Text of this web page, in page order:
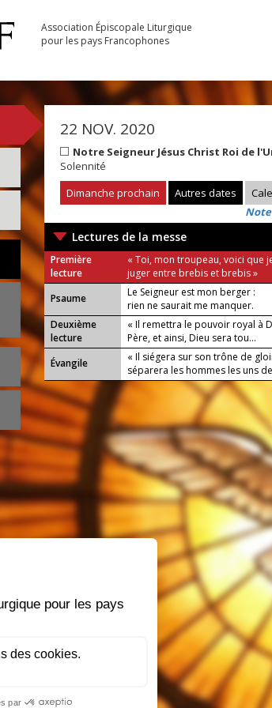
Association Épiscopale Liturgique
pour les pays Francophones
22 NOV. 2020
Notre Seigneur Jésus Christ Roi de
Solennité
Dimanche prochain
Autres dates
Lectures de la messe
Première
lecture
« Toi, mon troupeau, voici que
juger entre brebis et brebis »
Psaume
Le Seigneur est mon berger :
rien ne saurait me manquer.
Deuxième
lecture
« Il remettra le pouvoir royal à
Père, et ainsi, Dieu sera tou...
Évangile
« Il siégera sur son trône de
séparera les hommes les uns